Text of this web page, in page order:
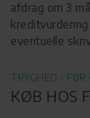
afdrag om 3
eventuelle
TRYGHED - FØR
KØB HOS